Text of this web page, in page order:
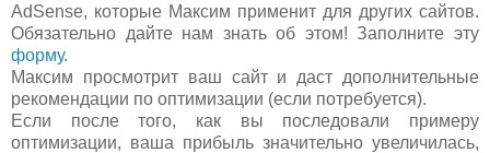
AdSense, которые Максим применит для других сайтов.
Обязательно дайте нам знать об этом! Заполните эту
форму.
Максим просмотрит ваш сайт и даст дополнительные
рекомендации по оптимизации (если потребуется).
Если после того, как вы последовали примеру
оптимизации, ваша прибыль значительно увеличилась,